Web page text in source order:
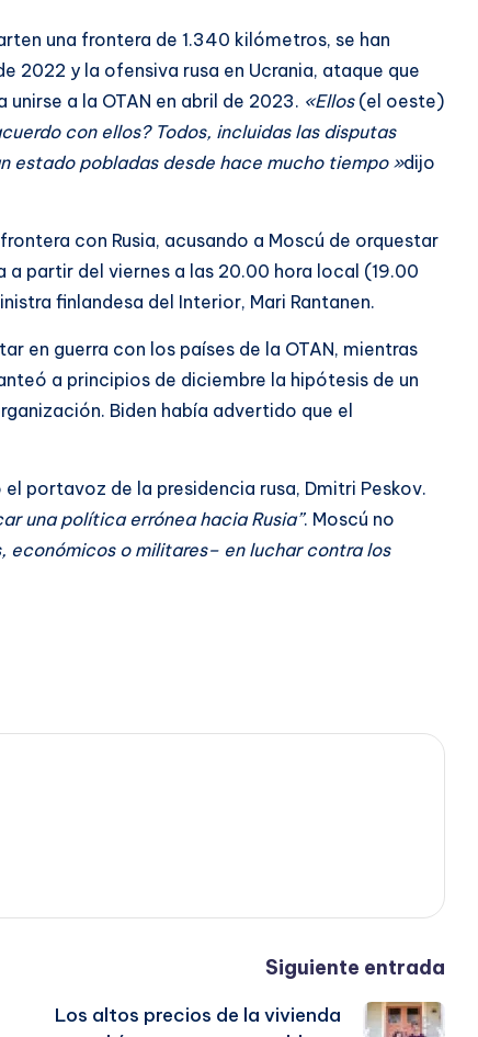
una frontera de 1.340 kilómetros, se han
2022 y la ofensiva rusa en Ucrania, ataque que
unirse a la OTAN en abril de 2023. «Ellos (el oeste)
con ellos? Todos, incluidas las disputas
estado pobladas desde hace mucho tiempo »dijo
con Rusia, acusando a Moscú de orquestar
partir del viernes a las 20.00 hora local (19.00
finlandesa del Interior, Mari Rantanen.
en guerra con los países de la OTAN, mientras
a principios de diciembre la hipótesis de un
Biden había advertido que el
el portavoz de la presidencia rusa, Dmitri Peskov.
una política errónea hacia Rusia”. Moscú no
económicos o militares– en luchar contra los
Siguiente entrada
Los altos precios de la vivienda